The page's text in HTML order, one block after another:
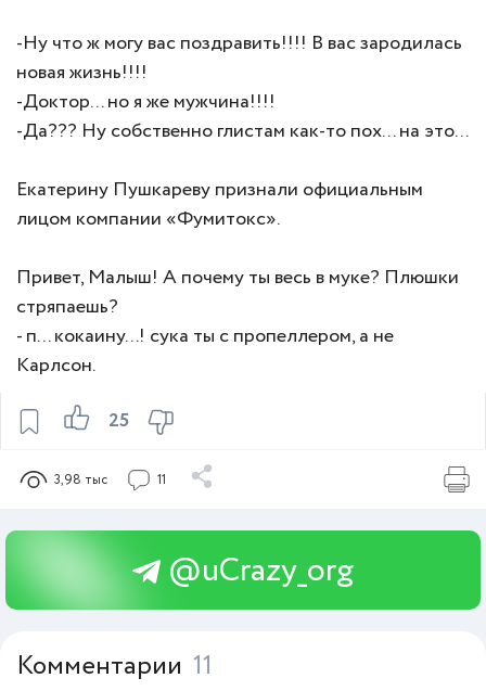
25
-Ну что ж могу вас поздравить!!!! В вас зародилась
новая жизнь!!!!
-Доктор... но я же мужчина!!!!
-Да??? Ну собственно глистам как-то поx... на это...
Екатерину Пушкареву признали официальным
лицом компании «Фумитокс».
Привет, Малыш! А почему ты весь в муке? Плюшки
стряпаешь?
- п... кокаину...! сука ты с пропеллером, а не
Карлсон.
3,98 тыс 11
@uCrazy_org
Комментарии 11